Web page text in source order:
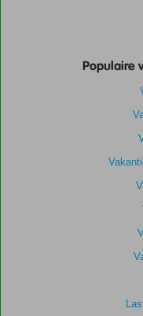
Populaire